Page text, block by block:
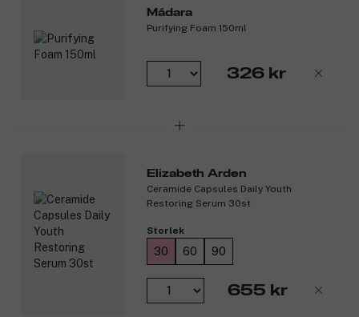
Mádara
Purifying Foam 150ml
326 kr
Elizabeth Arden
Ceramide Capsules Daily Youth
Restoring Serum 30st
Storlek
30 60 90
655 kr